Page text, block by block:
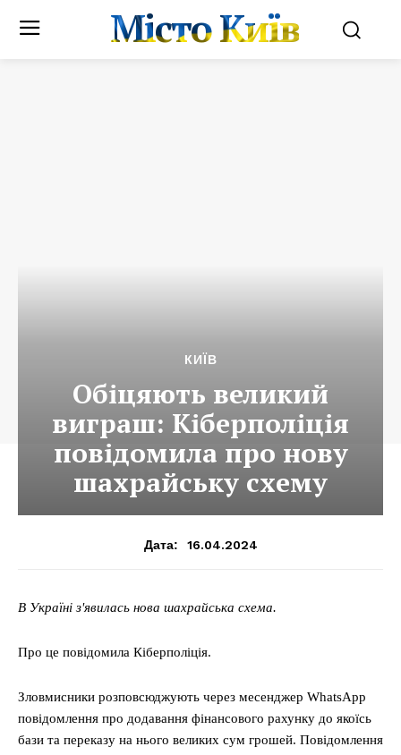
Місто Київ
КИЇВ
Обіцяють великий
виграш: Кіберполіція
повідомила про нову
шахрайську схему
Дата: 16.04.2024
В Україні з'явилась нова шахрайська схема.
Про це повідомила Кіберполіція.
Зловмисники розповсюджують через месенджер WhatsApp
повідомлення про додавання фінансового рахунку до якоїсь
бази та переказу на нього великих сум грошей. Повідомлення